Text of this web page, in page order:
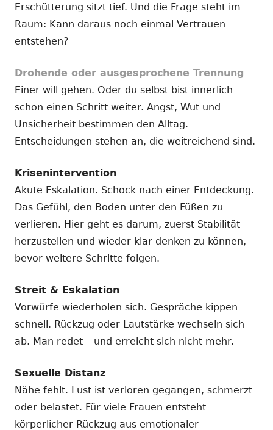
Erschütterung sitzt tief. Und die Frage steht im
Raum: Kann daraus noch einmal Vertrauen
entstehen?
Drohende oder ausgesprochene Trennung
Einer will gehen. Oder du selbst bist innerlich
schon einen Schritt weiter. Angst, Wut und
Unsicherheit bestimmen den Alltag.
Entscheidungen stehen an, die weitreichend sind.
Krisenintervention
Akute Eskalation. Schock nach einer Entdeckung.
Das Gefühl, den Boden unter den Füßen zu
verlieren. Hier geht es darum, zuerst Stabilität
herzustellen und wieder klar denken zu können,
bevor weitere Schritte folgen.
Streit & Eskalation
Vorwürfe wiederholen sich. Gespräche kippen
schnell. Rückzug oder Lautstärke wechseln sich
ab. Man redet – und erreicht sich nicht mehr.
Sexuelle Distanz
Nähe fehlt. Lust ist verloren gegangen, schmerzt
oder belastet. Für viele Frauen entsteht
körperlicher Rückzug aus emotionaler